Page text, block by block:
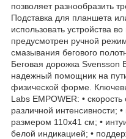
позволяет разнообразить
Подставка для планшета
использовать устройства
предусмотрен ручной
смазывания бегового
Беговая дорожка Svensson
надежный помощник на
физической форме.
Labs EMPOWER: •
различной интенсивности;
размером 110х41 см; •
белой индикацией; •